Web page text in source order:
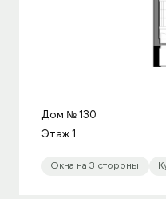
Дом № 130
Этаж 1
Окна на 3 стороны